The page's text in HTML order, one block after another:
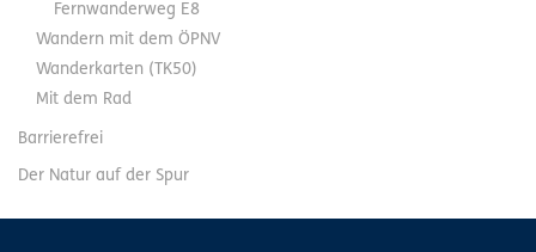
Fernwanderweg E8
Wandern mit dem ÖPNV
Wanderkarten (TK50)
Mit dem Rad
Barrierefrei
Der Natur auf der Spur